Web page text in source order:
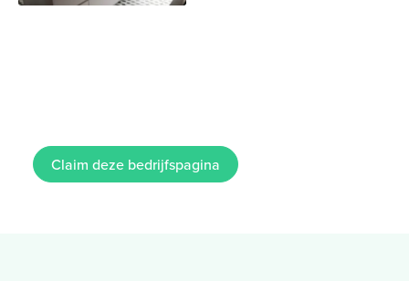
Claim deze bedrijfspagina